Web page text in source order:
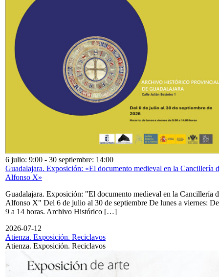
6 julio: 9:00 - 30 septiembre: 14:00
Guadalajara. Exposición: «El documento medieval en la Cancillería
Alfonso X»
Guadalajara. Exposición: "El documento medieval en la Cancillería
Alfonso X" Del 6 de julio al 30 de septiembre De lunes a viernes: De
9 a 14 horas. Archivo Histórico […]
2026-07-12
Atienza. Exposición. Reciclavos
Atienza. Exposición. Reciclavos